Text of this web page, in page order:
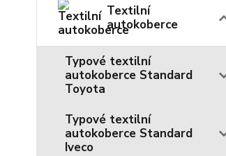
Textilní
autokoberce
Typové textilní
autokoberce Standard
Toyota
Typové textilní
autokoberce Standard
Iveco